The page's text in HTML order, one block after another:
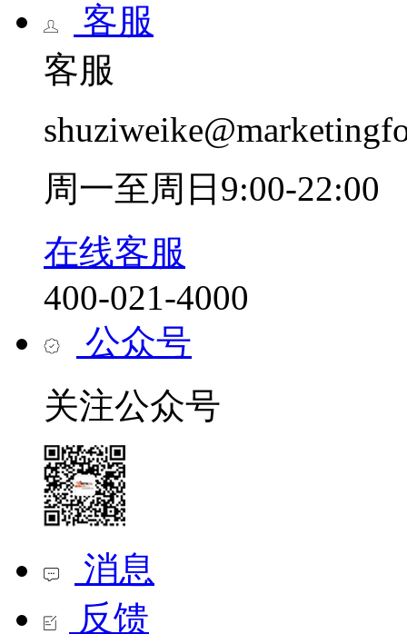
客服
客服
周一至周日9:00-22:00
在线客服
400-021-4000
公众号
关注公众号
消息
反馈